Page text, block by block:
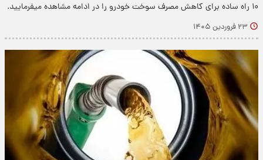
۱۰ راه ساده برای کاهش مصرف سوخت خودرو را در ادامه مشاهده میفرمایید.
۲۳ فروردین ۱۴۰۵